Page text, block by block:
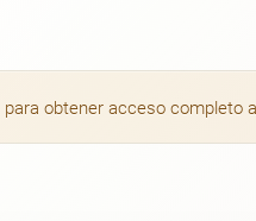
para obtener acceso completo